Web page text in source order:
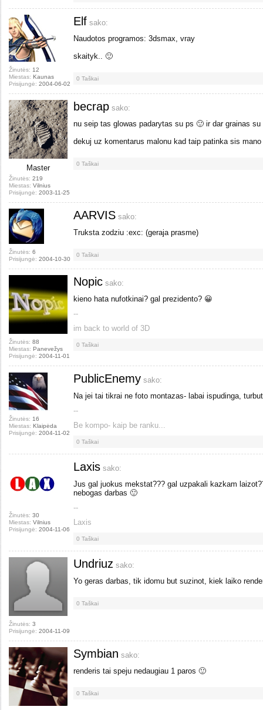
Žinutės: 12
Miestas: Kaunas
Prisijungė: 2004-06-02
Elf sako:
Naudotos programos: 3dsmax, vray
skaityk.. 🙂
0 Taškai
Master
Žinutės: 219
Miestas: Vilnius
Prisijungė: 2003-11-25
becrap sako:
nu seip tas glowas padarytas su ps 🙂 ir dar grainas
dekuj uz komentarus malonu kad taip patinka sis
0 Taškai
Žinutės: 6
Prisijungė: 2004-10-30
AARVIS sako:
Truksta zodziu :exc: (geraja prasme)
0 Taškai
Žinutės: 88
Miestas: Panevežys
Prisijungė: 2004-11-01
Nopic sako:
kieno hata nufotkinai? gal prezidento? 😀
--
im back to world of 3D
0 Taškai
Žinutės: 16
Miestas: Klaipėda
Prisijungė: 2004-11-02
PublicEnemy sako:
Na jei tai tikrai ne foto montazas- labai ispudinga,
--
Be kompo- kaip be ranku...
0 Taškai
Žinutės: 30
Miestas: Vilnius
Prisijungė: 2004-11-06
Laxis sako:
Jus gal juokus mekstat??? gal uzpakali kazkam
nebogas darbas 🙂
--
Laxis
0 Taškai
Žinutės: 3
Prisijungė: 2004-11-09
Undriuz sako:
Yo geras darbas, tik idomu but suzinot, kiek laiko
0 Taškai
Symbian sako:
renderis tai speju nedaugiau 1 paros 🙂
0 Taškai